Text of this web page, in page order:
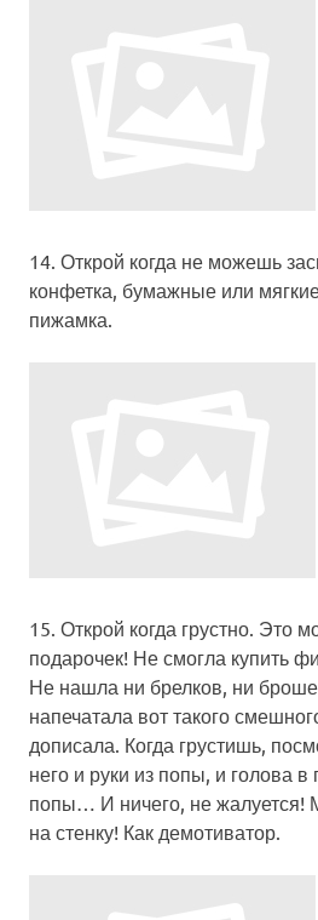
14. Открой когда не можешь
конфетка, бумажные или
пижамка.
15. Открой когда грустно . Это
подарочек! Не смогла купить
Не нашла ни брелков, ни
напечатала вот такого
дописала. Когда грустишь,
него и руки из попы, и голова в
попы… И ничего, не жалуется!
на стенку! Как демотиватор.